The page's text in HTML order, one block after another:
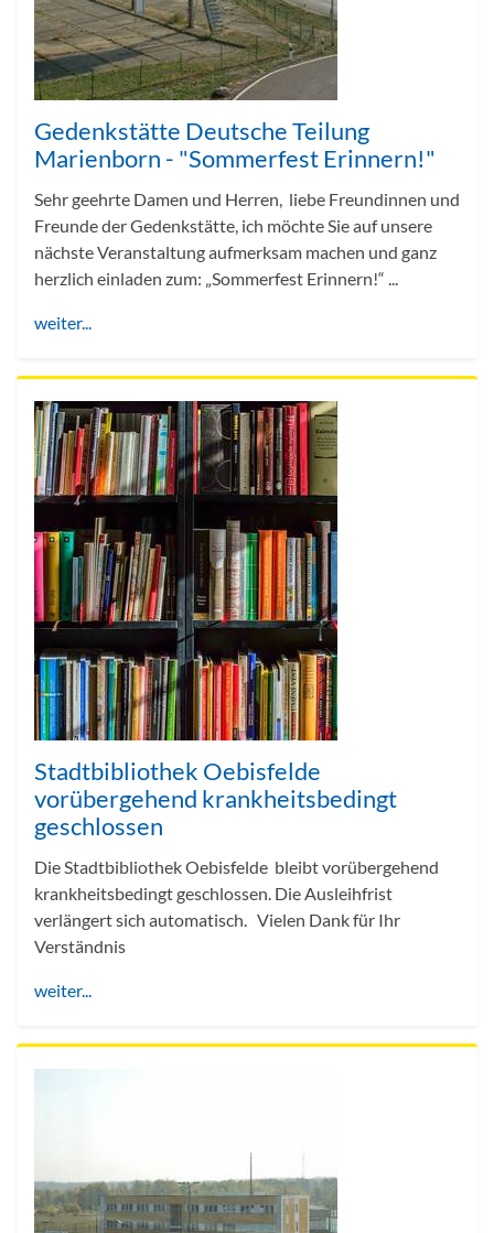
Gedenkstätte Deutsche Teilung
Marienborn - "Sommerfest Erinnern!"
Sehr geehrte Damen und Herren, liebe Freundinnen und
Freunde der Gedenkstätte, ich möchte Sie auf unsere
nächste Veranstaltung aufmerksam machen und ganz
herzlich einladen zum: „Sommerfest Erinnern!“ ...
weiter...
Stadtbibliothek Oebisfelde
vorübergehend krankheitsbedingt
geschlossen
Die Stadtbibliothek Oebisfelde bleibt vorübergehend
krankheitsbedingt geschlossen. Die Ausleihfrist
verlängert sich automatisch. Vielen Dank für Ihr
Verständnis
weiter...